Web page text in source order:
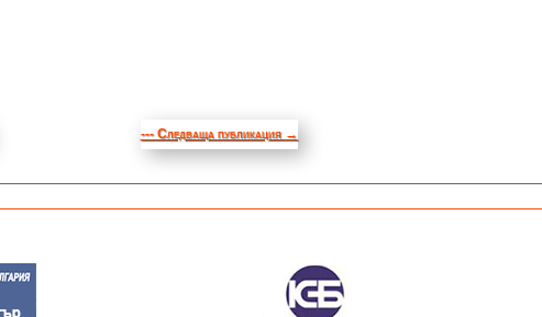
--- Следваща публикация →